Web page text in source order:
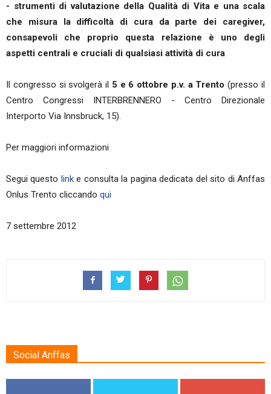
- strumenti di valutazione della Qualità di Vita e una scala
che misura la difficoltà di cura da parte dei caregiver,
consapevoli che proprio questa relazione è uno degli
aspetti centrali e cruciali di qualsiasi attività di cura
Il congresso si svolgerà il 5 e 6 ottobre p.v. a Trento (presso il
Centro Congressi INTERBRENNERO - Centro Direzionale
Interporto Via Innsbruck, 15).
Per maggiori informazioni
Segui questo linke consulta la pagina dedicata del sito di Anffas
Onlus Trento cliccando qui
7 settembre 2012
Social Anffas